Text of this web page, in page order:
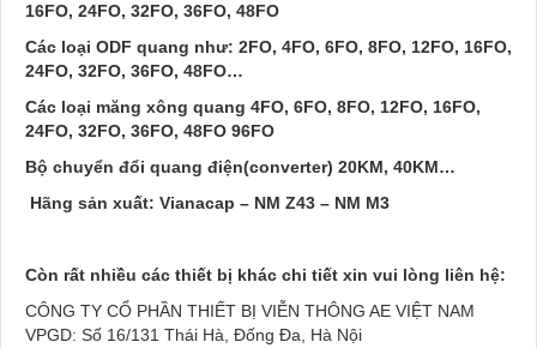
16FO, 24FO, 32FO, 36FO, 48FO
Các loại ODF quang như: 2FO, 4FO, 6FO, 8FO, 12FO, 16FO,
24FO, 32FO, 36FO, 48FO…
Các loại măng xông quang 4FO, 6FO, 8FO, 12FO, 16FO,
24FO, 32FO, 36FO, 48FO 96FO
Bộ chuyển đổi quang điện(converter) 20KM, 40KM…
Hãng sản xuất: Vianacap – NM Z43 – NM M3
Còn rất nhiều các thiết bị khác chi tiết xin vui lòng liên hệ:
CÔNG TY CỔ PHẦN THIẾT BỊ VIỄN THÔNG AE VIỆT NAM
VPGD: Số 16/131 Thái Hà, Đống Đa, Hà Nội